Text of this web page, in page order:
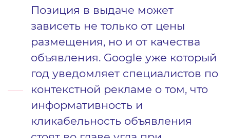
Позиция в выдаче может
зависеть не только от цены
размещения, но и от качества
объявления. Google уже который
год уведомляет специалистов по
контекстной рекламе о том, что
информативность и
кликабельность объявления